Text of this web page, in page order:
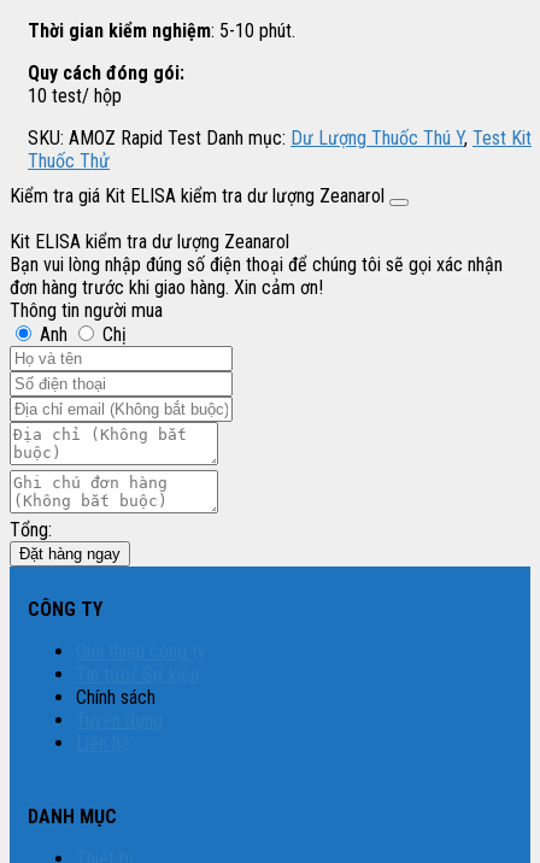
Thời gian kiểm nghiệm: 5-10 phút.
Quy cách đóng gói:
10 test/ hộp
SKU: AMOZ Rapid Test Danh mục: Dư Lượng Thuốc Thú Y, Test Kit
Thuốc Thử
Kiểm tra giá Kit ELISA kiểm tra dư lượng Zeanarol
Kit ELISA kiểm tra dư lượng Zeanarol
Bạn vui lòng nhập đúng số điện thoại để chúng tôi sẽ gọi xác nhận
đơn hàng trước khi giao hàng. Xin cảm ơn!
Thông tin người mua
Anh
Chị
Tổng:
Đặt hàng ngay
CÔNG TY
Chính sách
DANH MỤC